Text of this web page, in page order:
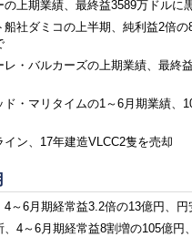
の上期業績、最終益3589万ドルに
船社ダミコの上半期、純利益2倍の
レ・バルカーズの上期業績、最終
ド・マリタイムの1～6月期業績、
イン、17年建造VLCC2隻を売却
4～6月期経常益3.2倍の13億円、円
、4～6月期経常益8割増の105億円